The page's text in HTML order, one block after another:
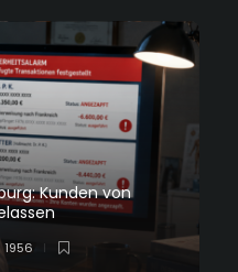
Kunden von
1956